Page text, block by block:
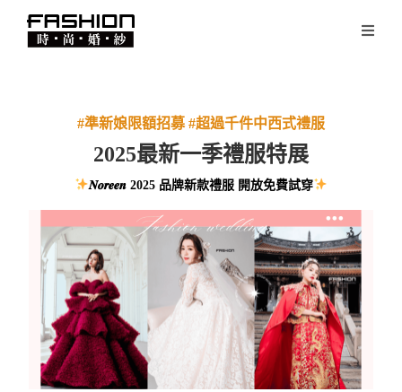
#準新娘限額招募 #超過千件中西式禮服
2025最新一季禮服特展
𝑵𝒐𝒓𝒆𝒆𝒏 2025 品牌新款禮服 開放免費試穿